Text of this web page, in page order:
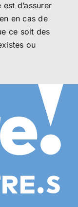
d’assurer
en cas de
ce soit des
ou